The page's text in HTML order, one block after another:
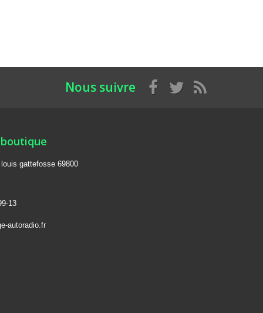
Nous suivre
gattefosse 69800
13
autoradio.fr